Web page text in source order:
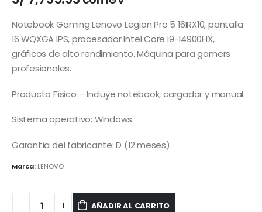
Notebook Gaming Lenovo Legion Pro 5 16IRX10, pantalla
16 WQXGA IPS, procesador Intel Core i9-14900HX,
gráficos de alto rendimiento. Máquina para gamers
profesionales.
Producto Físico – Incluye notebook, cargador y manual.
Sistema operativo: Windows.
Garantía del fabricante: D (12 meses).
Marca: LENOVO
AÑADIR AL CARRITO